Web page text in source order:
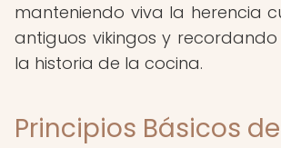
manteniendo viva la herencia
antiguos vikingos y
la historia de la cocina.
Principios Básicos